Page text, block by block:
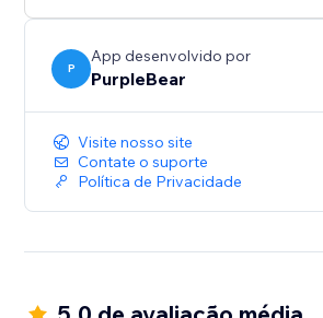
P
App desenvolvido por
PurpleBear
Visite nosso site
Contate o suporte
Política de Privacidade